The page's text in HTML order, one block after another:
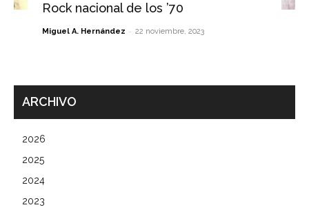
Rock nacional de los ’70
Miguel A. Hernández - 22 noviembre, 2023
ARCHIVO
2026
2025
2024
2023